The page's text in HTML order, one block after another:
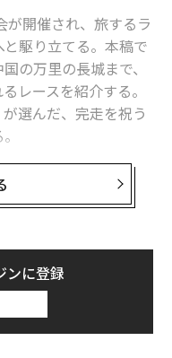
が開催され、旅するラ
駆り立てる。本稿で
の万里の長城まで、
レースを紹介する。
選んだ、完走を祝う
における節目の年
る節目の年になりそ
会そのものは52回
ンに登録